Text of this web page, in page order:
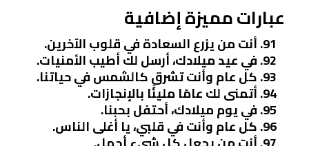
عبارات مميزة إضافية
أنت من يزرع السعادة في قلوب الآخرين.
في عيد ميلادك، أرسل لك أطيب الأمنيات.
كل عام وأنت تشرق كالشمس في حياتنا.
أتمنى لك عامًا مليئًا بالإنجازات.
في يوم ميلادك، أحتفل بحبنا.
كل عام وأنت في قلبي، يا أغلى الناس.